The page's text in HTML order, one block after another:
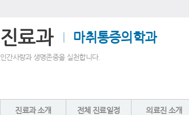
진료과 마취통증의학과
인간사랑과 생명존중을 실천합니다.
진료과 소개 전체 진료일정 의료진 소개